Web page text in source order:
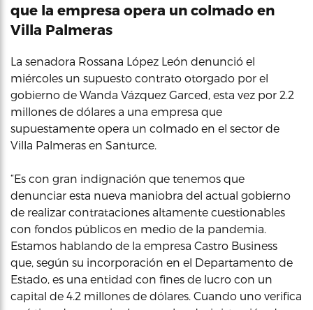
que la empresa opera un colmado en
Villa Palmeras
La senadora Rossana López León denunció el
miércoles un supuesto contrato otorgado por el
gobierno de Wanda Vázquez Garced, esta vez por 2.2
millones de dólares a una empresa que
supuestamente opera un colmado en el sector de
Villa Palmeras en Santurce.
“Es con gran indignación que tenemos que
denunciar esta nueva maniobra del actual gobierno
de realizar contrataciones altamente cuestionables
con fondos públicos en medio de la pandemia.
Estamos hablando de la empresa Castro Business
que, según su incorporación en el Departamento de
Estado, es una entidad con fines de lucro con un
capital de 4.2 millones de dólares. Cuando uno verifica